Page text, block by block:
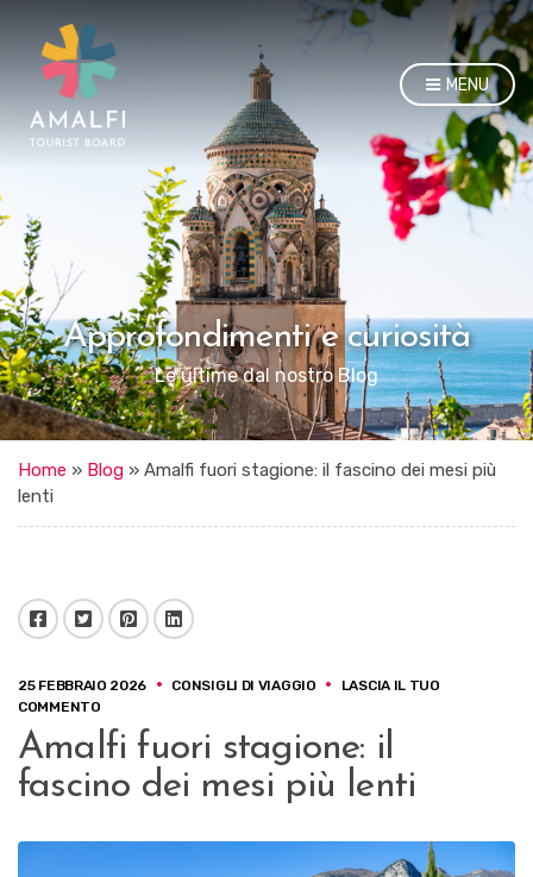
MENU
Approfondimenti e curiosità
Le ultime dal nostro Blog
Home » Blog » Amalfi fuori stagione: il fascino dei mesi più
lenti
Facebook Twitter Pinterest LinkedIn
25 FEBBRAIO 2026 CONSIGLI DI VIAGGIO
LASCIA IL TUO
COMMENTOSU
AMALFI
FUORI
STAGIONE:
IL
Amalfi fuori stagione: il
fascino dei mesi più lenti